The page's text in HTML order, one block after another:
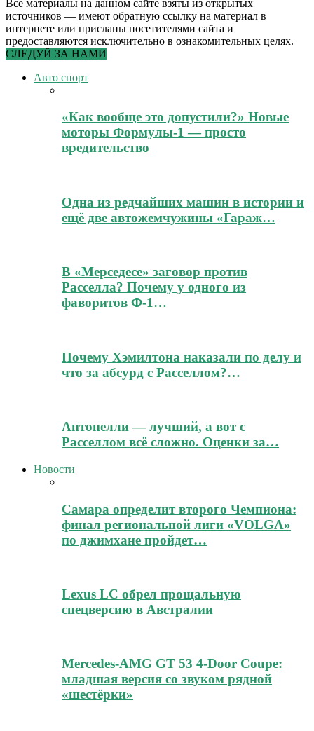
Все материалы на данном сайте взяты из открытых
источников — имеют обратную ссылку на материал в
интернете или присланы посетителями сайта и
предоставляются исключительно в ознакомительных целях.
СЛЕДУЙ ЗА НАМИ
Авто спорт
«Как вообще это допустили?» Новые
моторы Формулы-1 — просто
вредительство
Одна из редчайших машин в истории и
ещё две автожемчужины «Гараж…
В «Мерседесе» заговор против
Расселла? Почему у одного из
фаворитов Ф-1…
Почему Хэмилтона наказали по делу и
что за абсурд с Расселлом?…
Антонелли — лучший, а вот с
Расселлом всё сложно. Оценки за…
Новости
Самара определит второго Чемпиона:
финал региональной лиги «VOLGA»
по джимхане пройдет…
Lexus LC обрел прощальную
спецверсию в Австралии
Mercedes-AMG GT 53 4-Door Coupe:
младшая версия со звуком рядной
«шестёрки»